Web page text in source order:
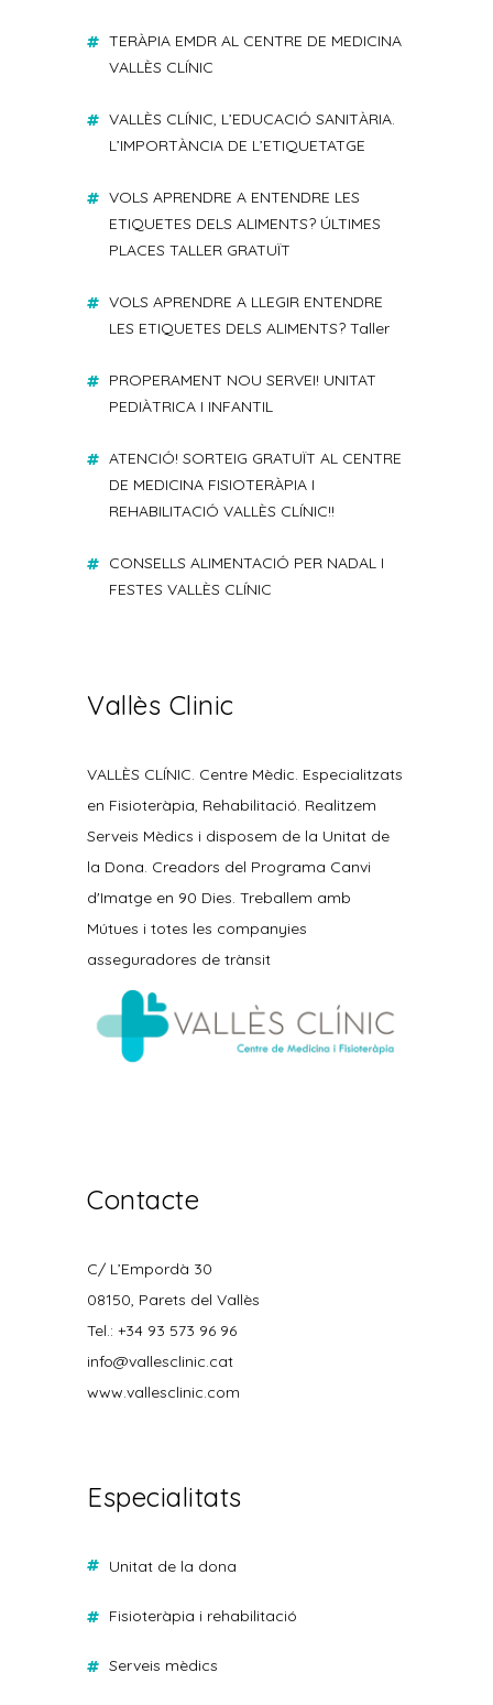
TERÀPIA EMDR AL CENTRE DE MEDICINA
VALLÈS CLÍNIC
VALLÈS CLÍNIC, L’EDUCACIÓ SANITÀRIA.
L’IMPORTÀNCIA DE L’ETIQUETATGE
VOLS APRENDRE A ENTENDRE LES
ETIQUETES DELS ALIMENTS? ÚLTIMES
PLACES TALLER GRATUÏT
VOLS APRENDRE A LLEGIR ENTENDRE
LES ETIQUETES DELS ALIMENTS? Taller
PROPERAMENT NOU SERVEI! UNITAT
PEDIÀTRICA I INFANTIL
ATENCIÓ! SORTEIG GRATUÏT AL CENTRE
DE MEDICINA FISIOTERÀPIA I
REHABILITACIÓ VALLÈS CLÍNIC!!
CONSELLS ALIMENTACIÓ PER NADAL I
FESTES VALLÈS CLÍNIC
Vallès Clinic
VALLÈS CLÍNIC. Centre Mèdic. Especialitzats
en Fisioteràpia, Rehabilitació. Realitzem
Serveis Mèdics i disposem de la Unitat de
la Dona. Creadors del Programa Canvi
d'Imatge en 90 Dies. Treballem amb
Mútues i totes les companyies
asseguradores de trànsit
Contacte
C/ L’Empordà 30
08150, Parets del Vallès
Tel.: +34 93 573 96 96
info@vallesclinic.cat
www.vallesclinic.com
Especialitats
unitat de la dona
fisioteràpia i rehabilitació
serveis mèdics